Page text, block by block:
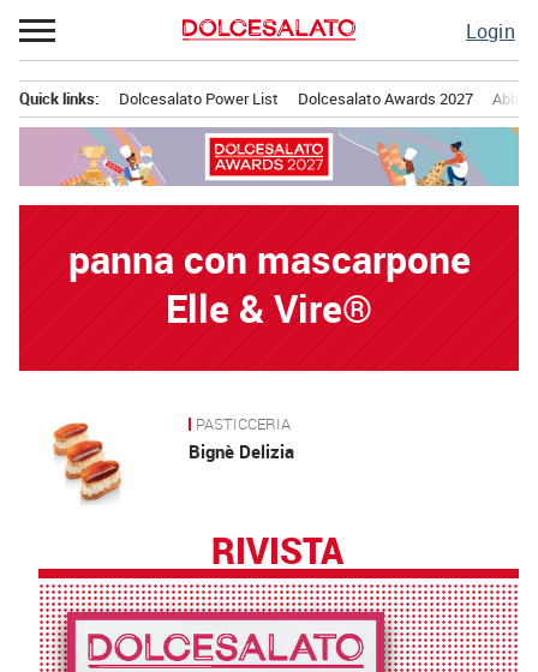
Passa
al
Login
principale
Quick links: Dolcesalato Power List Dolcesalato Awards 2027
panna con mascarpone
Elle & Vire®
News PASTICCERIA
Bignè Delizia
RIVISTA